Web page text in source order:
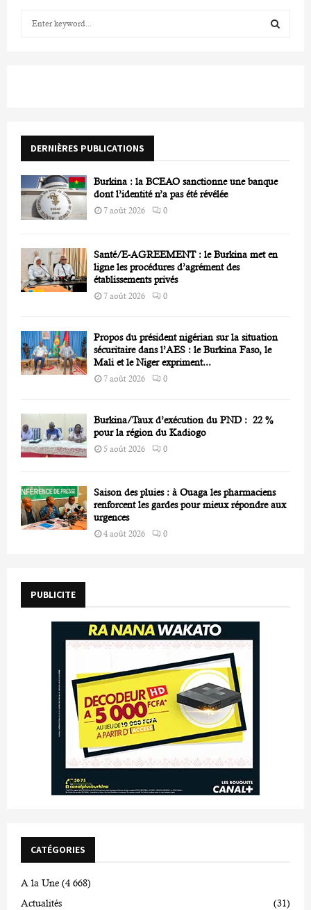
r
DERNIÈRES PUBLICATIONS
Burkina : la BCEAO sanctionne une banque
dont l’identité n’a pas été révélée
7 août 2026 0
Santé/E-AGREEMENT : le Burkina met en
ligne les procédures d’agrément des
établissements privés
7 août 2026 0
Propos du président nigérian sur la situation
sécuritaire dans l’AES : le Burkina Faso, le
Mali et le Niger expriment...
7 août 2026 0
Burkina/Taux d’exécution du PND : 22 %
pour la région du Kadiogo
5 août 2026 0
Saison des pluies : à Ouaga les pharmaciens
renforcent les gardes pour mieux répondre aux
urgences
4 août 2026 0
PUBLICITE
CATÉGORIES
A la Une (4 668)
Actualités
(31)